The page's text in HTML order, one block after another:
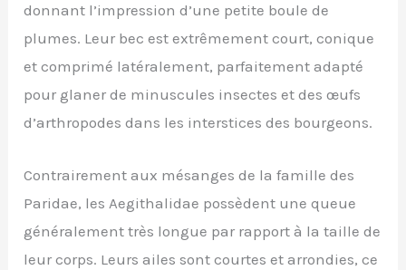
donnant l’impression d’une petite boule de
plumes. Leur bec est extrêmement court, conique
et comprimé latéralement, parfaitement adapté
pour glaner de minuscules insectes et des œufs
d’arthropodes dans les interstices des bourgeons.
Contrairement aux mésanges de la famille des
Paridae, les Aegithalidae possèdent une queue
généralement très longue par rapport à la taille de
leur corps. Leurs ailes sont courtes et arrondies, ce